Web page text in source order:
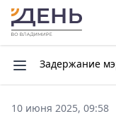
Задержание
10 июня 2025, 09:58